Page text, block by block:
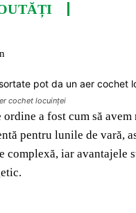
cochet locuinţei
a fost cum să
pentru lunile de vară,
iar avantajele